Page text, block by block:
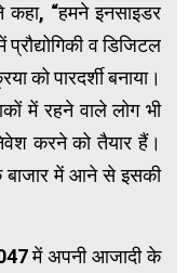
कहा, “हमने इनसाइडर
व डिजिटल
को पारदर्शी बनाया।
में रहने वाले लोग भी
करने को तैयार हैं।
बाजार में आने से इसकी
में अपनी आजादी के